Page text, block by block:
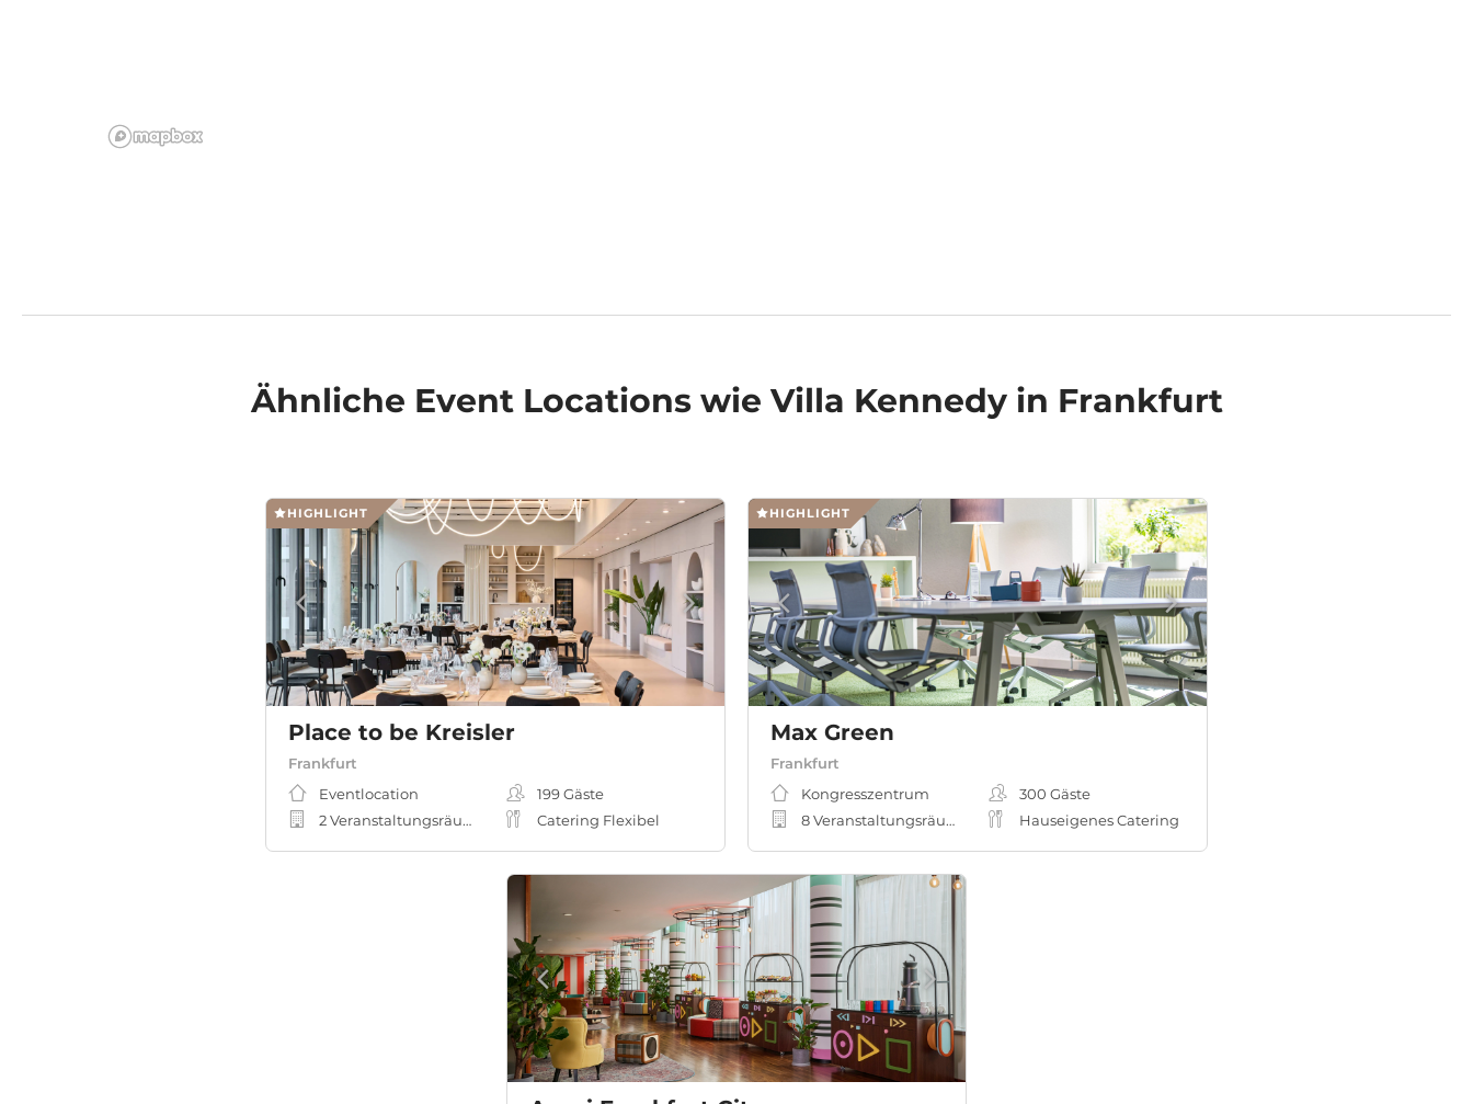
Ähnliche Event Locationswie Villa Kennedy in Frankfurt
HIGHLIGHT
Place to be Kreisler
Frankfurt
Eventlocation
2 Veranstaltungsräume
199Gäste
Catering Flexibel
HIGHLIGHT
Max Green
Frankfurt
Kongresszentrum
8 Veranstaltungsräume
300 Gäste
Hauseigenes Catering